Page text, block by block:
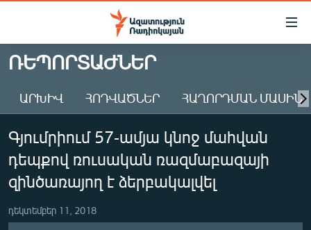
Մատչելիության
Անցնել
հիմնական
Անցնել
հիմնական
մենյուին
Որոնում
ԱԶԱՏՈՒԹՅՈՒՆ TV
ՀԱՅԱՍՏԱՆ
ԸՆՏՐՈՒԹՅՈՒՆՆԵՐ 2026
ԻՐԱՎՈՒՆՔ
ՏՆՏԵՍՈՒԹՅՈՒՆ
ՌԵՊՈՐՏԱԺՆԵՐ
ԱՐԽԻՎ ՀՈԴՎԱԾՆԵՐ ՀԱՂՈՐԴՄԱՆ ՄԱՍԻՆ
Գյումրիում 57-ամյա կնոջ մահվան
դեպքով ռուսական ռազմաբազայի
զինծառայող է ձերբակալվել
դեկտեմբեր 11, 2018